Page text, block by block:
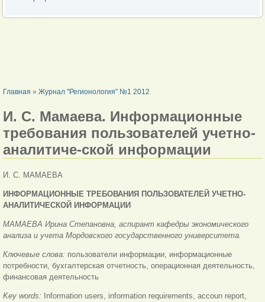
ВЫ ЗДЕСЬ
Главная » Журнал "Регионология" №1 2012
И. С. Мамаева. Информационные
требования пользователей учетно-
аналитиче-ской информации
И. С. МАМАЕВА
ИНФОРМАЦИОННЫЕ ТРЕБОВАНИЯ ПОЛЬЗОВАТЕЛЕЙ УЧЕТНО-
АНАЛИТИЧЕСКОЙ ИНФОРМАЦИИ
МАМАЕВА Ирина Степановна, аспирант кафедры экономического
анализа и учета Мордовского государственного университета.
Ключевые слова: пользователи информации, информационные
потребности, бухгалтерская отчетность, операционная деятельность,
финансовая деятельность
Key words:
Information users, information requirements, accoun report,